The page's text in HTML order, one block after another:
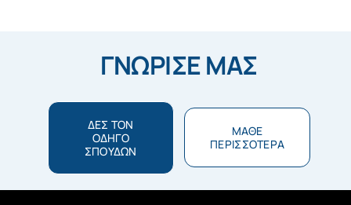
ΓΝΩΡΙΣΕ ΜΑΣ
ΔΕΣ ΤΟΝ
ΟΔΗΓΟ
ΣΠΟΥΔΩΝ
ΜΑΘΕ
ΠΕΡΙΣΣΟΤΕΡΑ